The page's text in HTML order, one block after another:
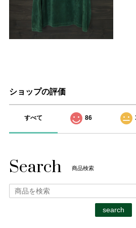
ショップの評価
すべて 86
Search 商品検索
search